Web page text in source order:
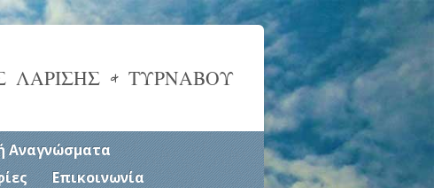
ΛΑΡΙΣΗΣ & ΤΥΡΝΑΒΟΥ
Αναγνώσματα
Επικοινωνία